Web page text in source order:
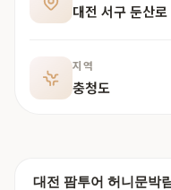
대전 서구 둔산
지역
충청도
대전 팜투어 허니문박